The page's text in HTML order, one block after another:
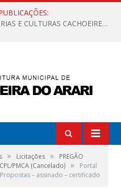
A VALORIZAÇÃO DAS HISTÓRIAS E CULTURAS CACHOEIRENSES
» Licitações »
PREGÃO
PMCA (Cancelado) »
Portal
– assinado – certificado